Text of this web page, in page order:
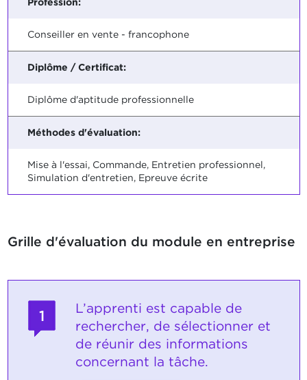
Conseiller en vente - francophone
Diplôme / Certificat:
Diplôme d'aptitude professionnelle
Méthodes d'évaluation:
Mise à l'essai, Commande, Entretien professionnel,
Simulation d'entretien, Epreuve écrite
Grille d'évaluation du module en entreprise
1
L’apprenti est capable de
rechercher, de sélectionner et
de réunir des informations
concernant la tâche.